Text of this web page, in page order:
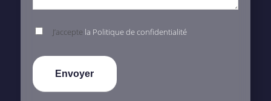
J’accepte la Politique de confidentialité